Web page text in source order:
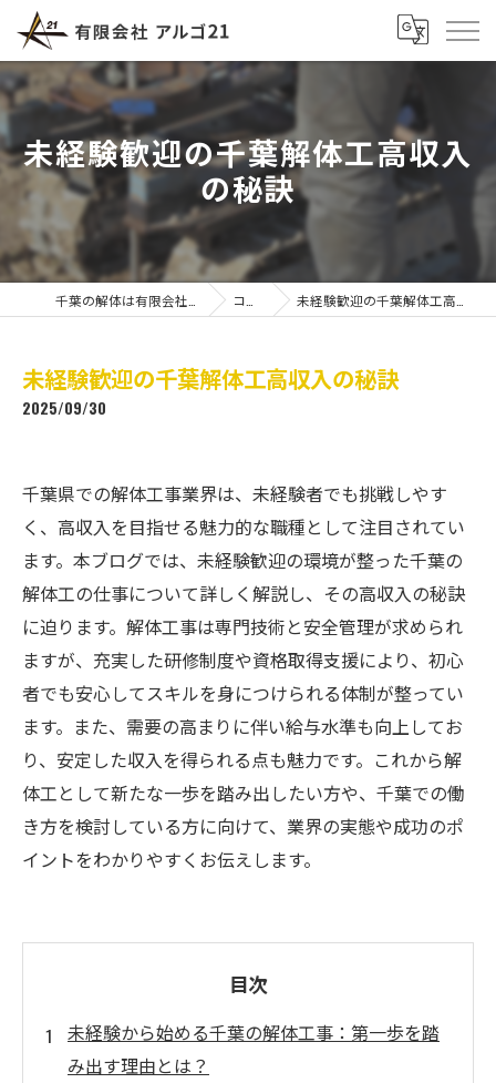
未経験歓迎の千葉解体工高収入
の秘訣
コラム 未経験歓迎の千葉解体工高収入の秘訣
未経験歓迎の千葉解体工高収入の秘訣
2025/09/30
千葉県での解体工事業界は、未経験者でも挑戦しやす
く、高収入を目指せる魅力的な職種として注目されてい
ます。本ブログでは、未経験歓迎の環境が整った千葉の
解体工の仕事について詳しく解説し、その高収入の秘訣
に迫ります。解体工事は専門技術と安全管理が求められ
ますが、充実した研修制度や資格取得支援により、初心
者でも安心してスキルを身につけられる体制が整ってい
ます。また、需要の高まりに伴い給与水準も向上してお
り、安定した収入を得られる点も魅力です。これから解
体工として新たな一歩を踏み出したい方や、千葉での働
き方を検討している方に向けて、業界の実態や成功のポ
イントをわかりやすくお伝えします。
目次
未経験から始める千葉の解体工事：第一歩を踏
み出す理由とは？